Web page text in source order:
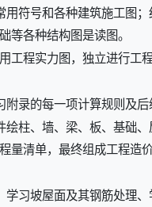
符号和各种建筑施工图；
等各种结构图是读图。
程实力图，独立进行工程
录的每一项计算规则及后
柱、墙、梁、板、基础、
量清单，最终组成工程造价
习坡屋面及其钢筋处理、